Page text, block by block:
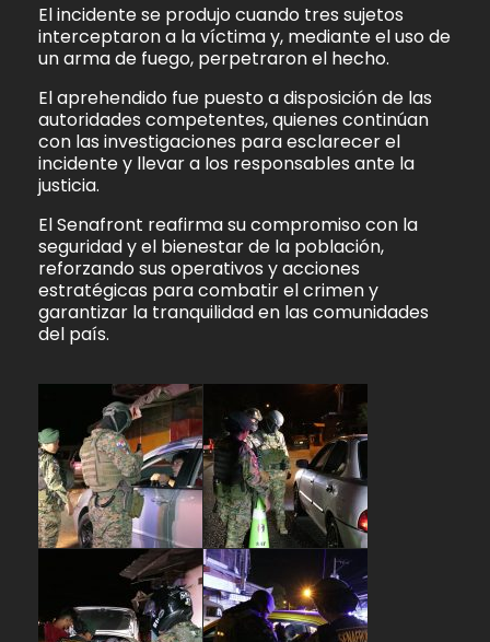
El incidente se produjo cuando tres sujetos
interceptaron a la víctima y, mediante el uso de
un arma de fuego, perpetraron el hecho.
El aprehendido fue puesto a disposición de las
autoridades competentes, quienes continúan
con las investigaciones para esclarecer el
incidente y llevar a los responsables ante la
justicia.
El Senafront reafirma su compromiso con la
seguridad y el bienestar de la población,
reforzando sus operativos y acciones
estratégicas para combatir el crimen y
garantizar la tranquilidad en las comunidades
del país.